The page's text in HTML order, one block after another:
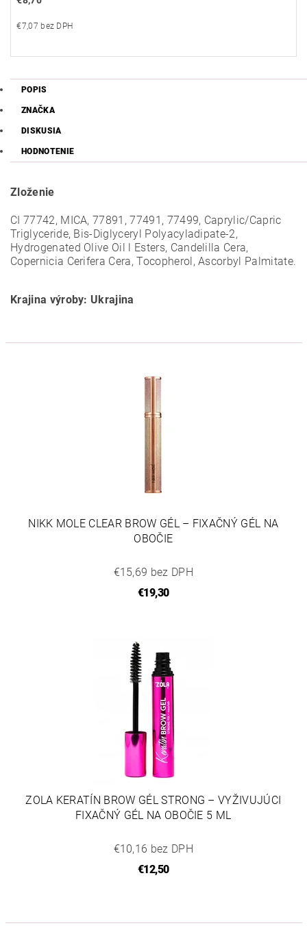
€7,07 bez DPH
POPIS
ZNAČKA
DISKUSIA
HODNOTENIE
Zloženie
СI 77742, MICA, 77891, 77491, 77499, Caprylic/Capric
Triglyceride, Bis-Diglyceryl Polyacyladipate-2,
Hydrogenated Olive Oil l Esters, Candelilla Cera,
Copernicia Cerifera Cera, Tocopherol, Ascorbyl Palmitate.
Krajina výroby: Ukrajina
NIKK MOLE CLEAR BROW GÉL – FIXAČNÝ GÉL NA
OBOČIE
€15,69 bez DPH
€19,30
ZOLA KERATÍN BROW GÉL STRONG – VYŽIVUJÚCI
FIXAČNÝ GÉL NA OBOČIE 5 ML
€10,16 bez DPH
€12,50